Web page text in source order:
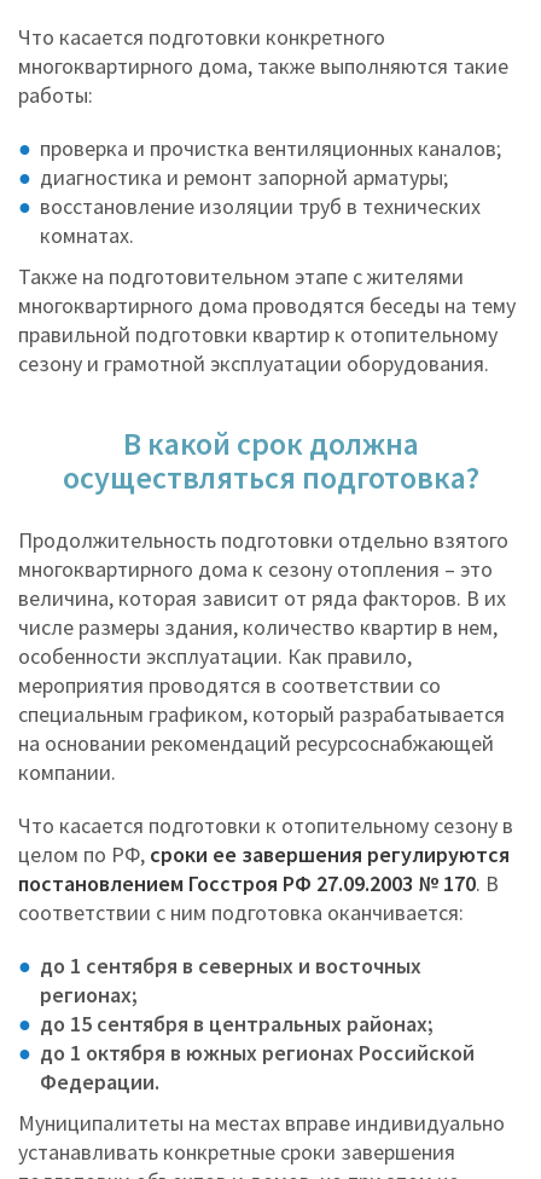
Что касается подготовки конкретного
многоквартирного дома, также выполняются такие
работы:
проверка и прочистка вентиляционных каналов;
диагностика и ремонт запорной арматуры;
восстановление изоляции труб в технических
комнатах.
Также на подготовительном этапе с жителями
многоквартирного дома проводятся беседы на тему
правильной подготовки квартир к отопительному
сезону и грамотной эксплуатации оборудования.
В какой срок должна
осуществляться подготовка?
Продолжительность подготовки отдельно взятого
многоквартирного дома к сезону отопления – это
величина, которая зависит от ряда факторов. В их
числе размеры здания, количество квартир в нем,
особенности эксплуатации. Как правило,
мероприятия проводятся в соответствии со
специальным графиком, который разрабатывается
на основании рекомендаций ресурсоснабжающей
компании.
Что касается подготовки к отопительному сезону в
целом по РФ, сроки ее завершения регулируются
постановлением Госстроя РФ 27.09.2003 № 170. В
соответствии с ним подготовка оканчивается:
до 1 сентября в северных и восточных
регионах;
до 15 сентября в центральных районах;
до 1 октября в южных регионах Российской
Федерации.
Муниципалитеты на местах вправе индивидуально
устанавливать конкретные сроки завершения